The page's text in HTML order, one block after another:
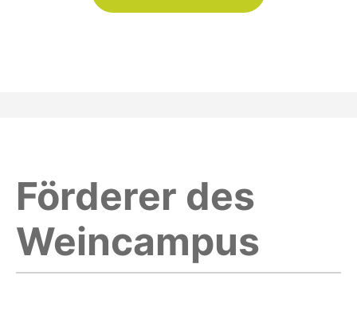
Förderer des
Weincampus